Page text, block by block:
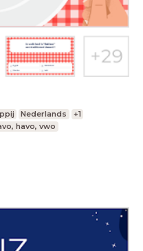
Nederlands
+1
havo, vwo